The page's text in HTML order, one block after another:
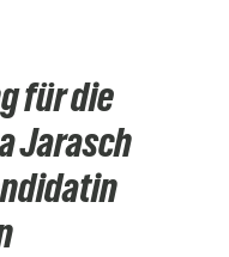
für die
Jarasch